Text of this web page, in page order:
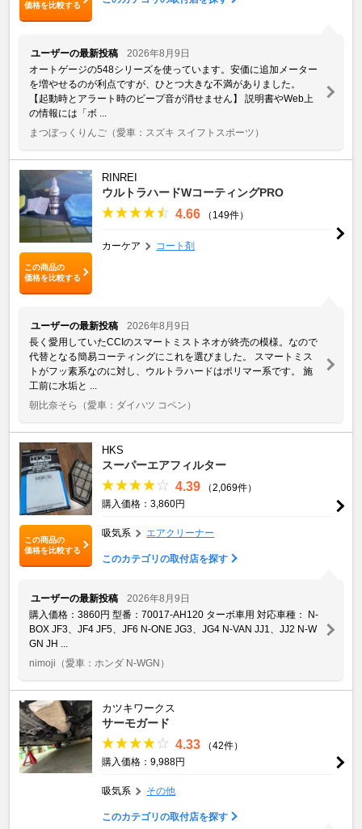
価格を比較する
ユーザーの最新投稿
2026年8月9日
オートゲージの548シリーズを使っています。安価に追加メーター
を増やせるのが利点ですが、ひとつ大きな不満がありました。
【起動時とアラート時のビープ音が消せません】 説明書やWeb上
の情報には「ボ ...
まつぼっくりんご （愛車：スズキ スイフトスポーツ）
この商品の
価格を比較する
RINREI
ウルトラハードWコーティングPRO
4.66 （149件）
カーケア コート剤
ユーザーの最新投稿
2026年8月9日
長く愛用していたCCIのスマートミストネオが終売の模様。なので
代替となる簡易コーティングにこれを選びました。 スマートミス
トがフッ素系なのに対し、ウルトラハードはポリマー系です。 施
工前に水垢と ...
朝比奈そら
（愛車：ダイハツ コペン）
この商品の
価格を比較する
HKS
スーパーエアフィルター
4.39
（2,069件）
購入価格：3,860円
吸気系 エアクリーナー
このカテゴリの取付店を探す
ユーザーの最新投稿
2026年8月9日
購入価格：3860円 型番：70017-AH120 ターボ車用 対応車種： N-
BOX JF3、JF4 JF5、JF6 N-ONE JG3、JG4 N-VAN JJ1、JJ2 N-W
GN JH ...
nimoji （愛車：ホンダ N-WGN）
カツキワークス
サーモガード
4.33
（42件）
購入価格：9,988円
吸気系 その他
このカテゴリの取付店を探す